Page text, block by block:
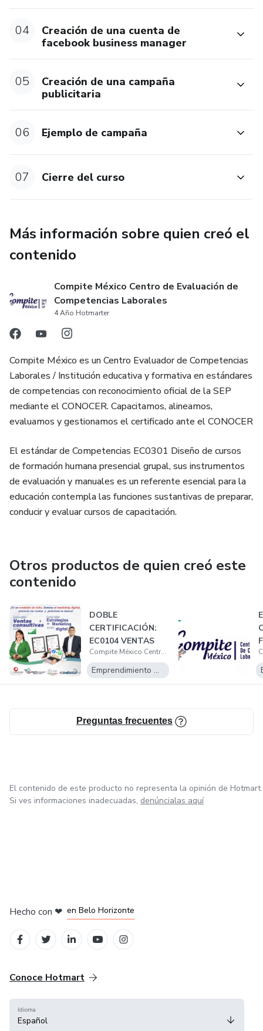
04
Creación de una cuenta de
facebook business manager
05
Creación de una campaña
publicitaria
06 Ejemplo de campaña
07 Cierre del curso
Más información sobre quien creó el
contenido
Compite México Centro de Evaluación de
Competencias Laborales
4 Año Hotmarter
Compite México es un Centro Evaluador de Competencias
Laborales / Institución educativa y formativa en estándares
de competencias con reconocimiento oficial de la SEP
mediante el CONOCER. Capacitamos, alineamos,
evaluamos y gestionamos el certificado ante el CONOCER
El estándar de Competencias EC0301 Diseño de cursos
de formación humana presencial grupal, sus instrumentos
de evaluación y manuales es un referente esencial para la
educación contempla las funciones sustantivas de preparar,
conducir y evaluar cursos de capacitación.
Otros productos de quien creó este
contenido
DOBLE
CERTIFICACIÓN:
EC0104 VENTAS
CONSULTIVAS Y
EC1621 IMPL...
Compite México Centro de Evaluación de Competencias Laborales
Emprendimiento Digital
Preguntas frecuentes
El contenido de este producto no representa la opinión de Hotmart.
Si ves informaciones inadecuadas, denúncialas aquí
Hecho con ❤ en Belo Horizonte
Conoce Hotmart
Idioma
Español